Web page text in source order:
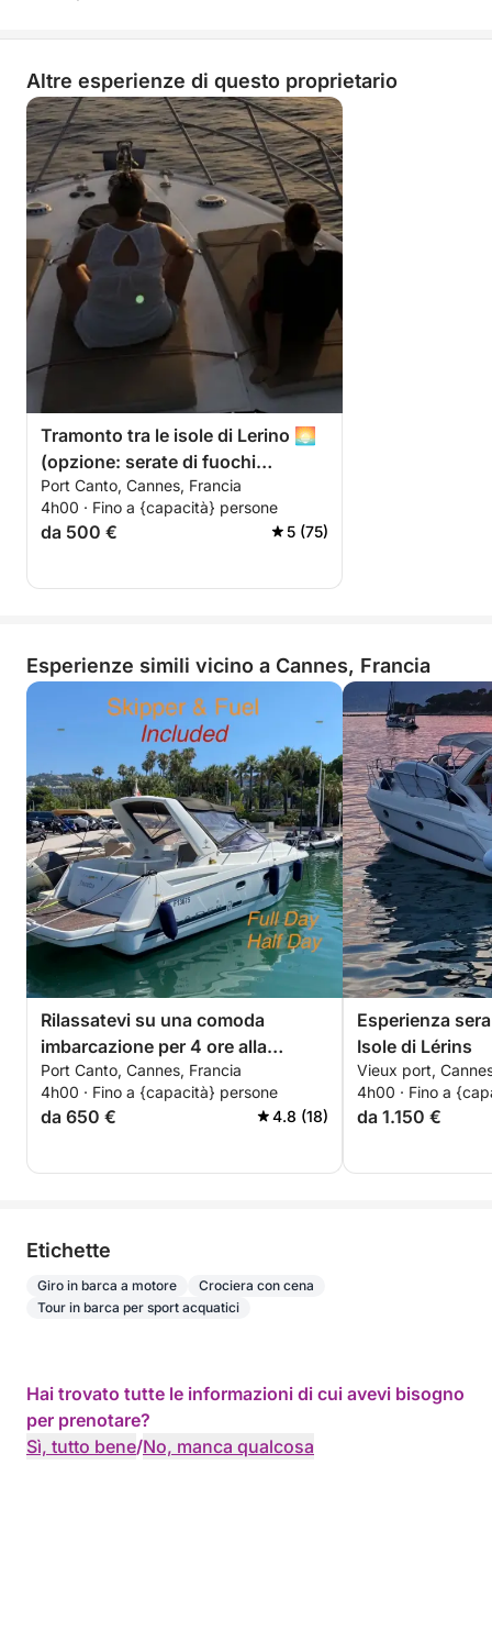
Altre esperienze di questo proprietario
Tramonto tra le isole di Lerino 🌅
(opzione: serate di fuochi
d'artificio 🎆)
Port Canto, Cannes, Francia
4h00 · Fino a {capacità} persone
da 500 € 5 (75)
Esperienze simili vicino a Cannes, Francia
Rilassatevi su una comoda
imbarcazione per 4 ore alla
scoperta delle isole di Lérins.
Sconto speciale per le coppie!
Port Canto, Cannes, Francia
4h00 · Fino a {capacità} persone
da 650 € 4.8 (18)
Esperienza
Isole di Lérins
Vieux port,
4h00 · Fino a
da 1.150 €
Etichette
Giro in barca a motore
Crociera con cena
Tour in barca per sport acquatici
Hai trovato tutte le informazioni di cui avevi bisogno
per prenotare?
Sì, tutto bene/No, manca qualcosa